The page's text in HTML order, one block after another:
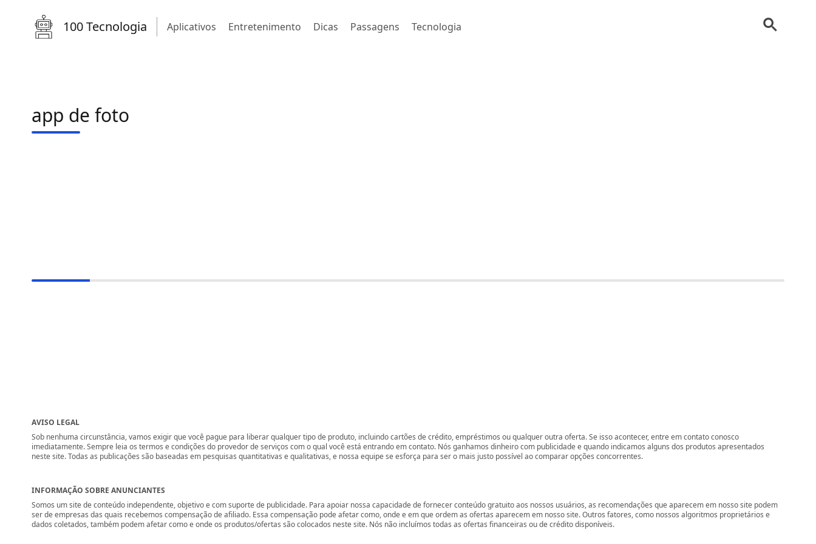
100 Tecnologia Aplicativos Entretenimento Dicas Passagens Tecnologia
app de foto
AVISO LEGAL
Sob nenhuma circunstância, vamos exigir que você pague para liberar qualquer tipo de produto, incluindo cartões de crédito, empréstimos ou qualquer outra oferta. Se isso acontecer, entre em contato conosco
imediatamente. Sempre leia os termos e condições do provedor de serviços com o qual você está entrando em contato. Nós ganhamos dinheiro com publicidade e quando indicamos alguns dos produtos apresentados
neste site. Todas as publicações são baseadas em pesquisas quantitativas e qualitativas, e nossa equipe se esforça para ser o mais justo possível ao comparar opções concorrentes.
INFORMAÇÃO SOBRE ANUNCIANTES
Somos um site de conteúdo independente, objetivo e com suporte de publicidade. Para apoiar nossa capacidade de fornecer conteúdo gratuito aos nossos usuários, as recomendações que aparecem em nosso site podem
ser de empresas das quais recebemos compensação de afiliado. Essa compensação pode afetar como, onde e em que ordem as ofertas aparecem em nosso site. Outros fatores, como nossos algoritmos proprietários e
dados coletados, também podem afetar como e onde os produtos/ofertas são colocados neste site. Nós não incluímos todas as ofertas financeiras ou de crédito disponíveis.